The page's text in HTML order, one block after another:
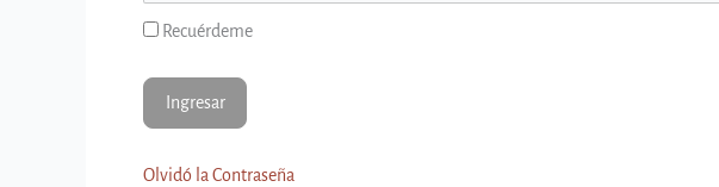
Recuérdeme
Olvidó la Contraseña